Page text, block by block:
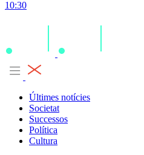
10:30
Últimes notícies
Societat
Successos
Política
Cultura